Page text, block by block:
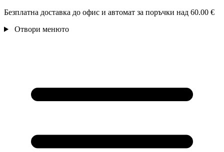
Безплатна доставка до офис и автомат за поръчки над 60.00 €
Отвори менюто